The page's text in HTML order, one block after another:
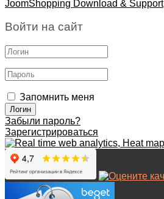
JoomShopping Download & Support
Войти на сайт
Запомнить меня
Забыли пароль?
Зарегистрироваться